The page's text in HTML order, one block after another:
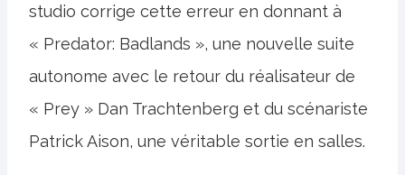
studio corrige cette erreur en donnant à
« Predator: Badlands », une nouvelle suite
autonome avec le retour du réalisateur de
« Prey » Dan Trachtenberg et du scénariste
Patrick Aison, une véritable sortie en salles.